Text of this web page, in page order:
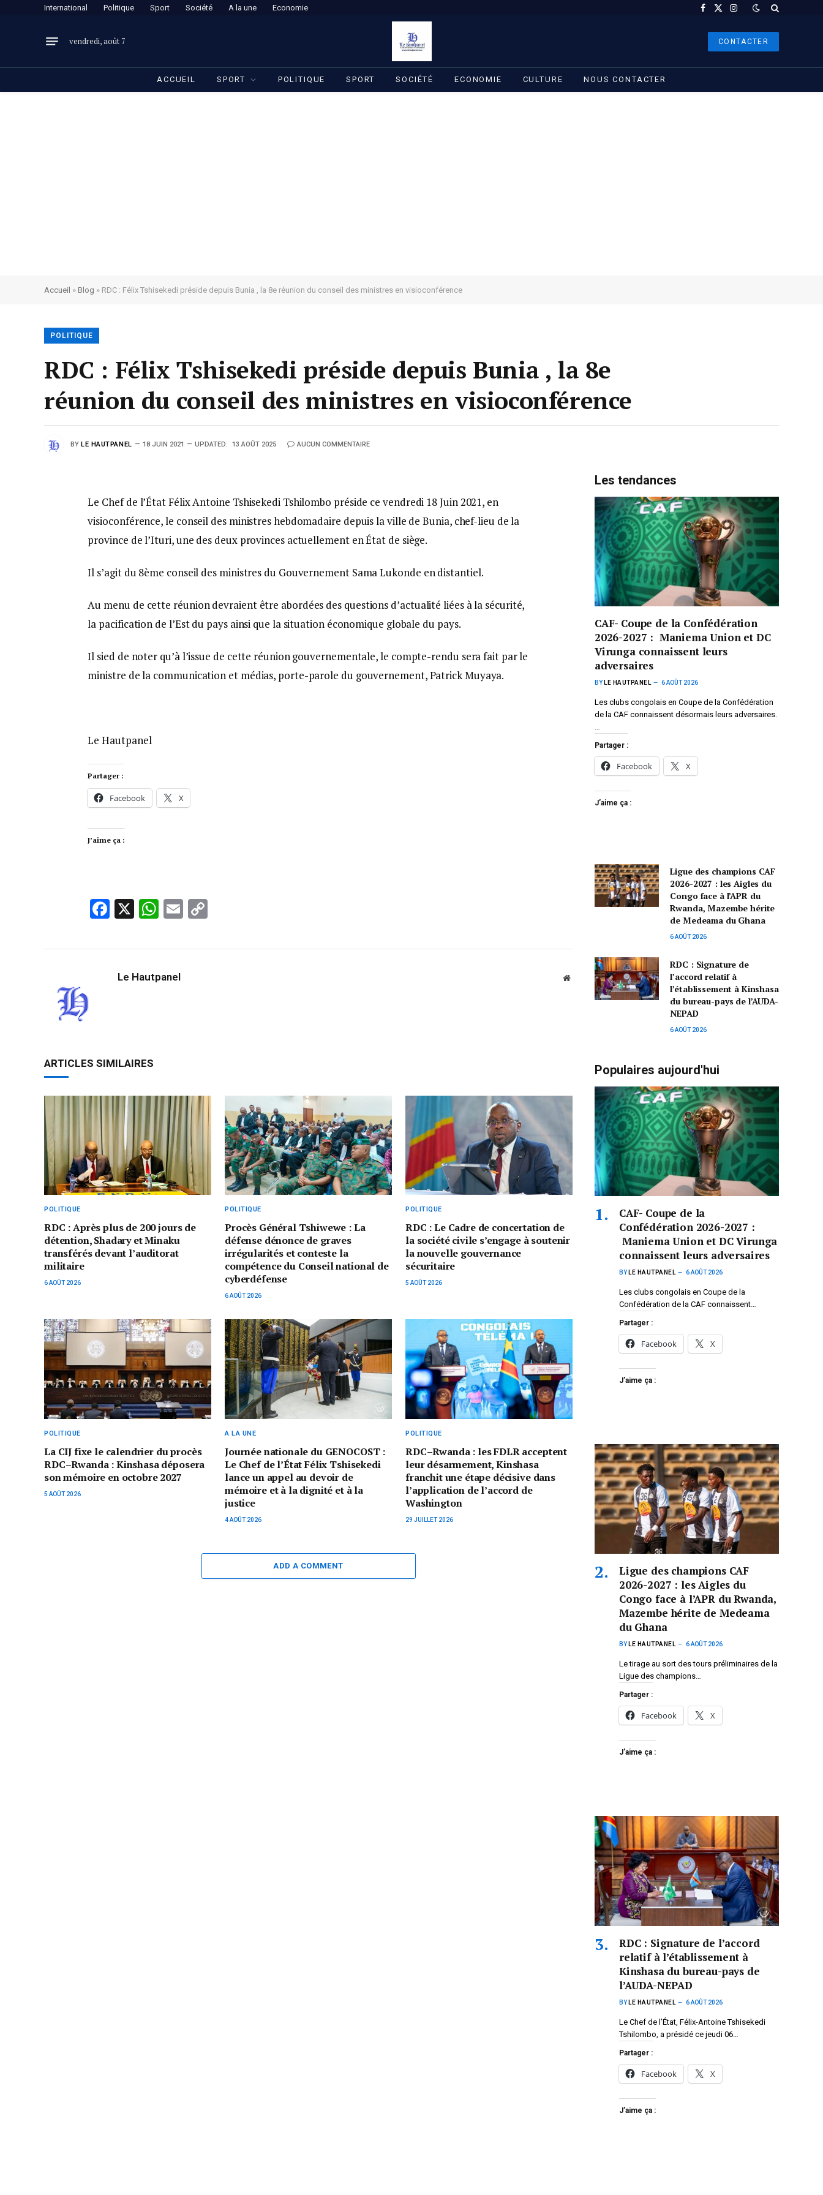
International Politique Sport Société A la une Economie Facebook
X
Instagram
vendredi, août 7 CONTACTER
ACCUEIL SPORT POLITIQUE SPORT SOCIÉTÉ ECONOMIE CULTURE NOUS CONTACTER
Accueil » Blog » RDC : Félix Tshisekedi préside depuis Bunia , la 8e réunion du conseil des ministres en visioconférence
POLITIQUE
RDC : Félix Tshisekedi préside depuis Bunia , la 8e
réunion du conseil des ministres en visioconférence
BY LE HAUTPANEL 18 JUIN 2021 UPDATED: 13 AOÛT 2025 AUCUN COMMENTAIRE
Le Chef de l’État Félix Antoine Tshisekedi Tshilombo préside ce vendredi 18 Juin 2021, en
visioconférence, le conseil des ministres hebdomadaire depuis la ville de Bunia, chef-lieu de la
province de l’Ituri, une des deux provinces actuellement en État de siège.
Il s’agit du 8ème conseil des ministres du Gouvernement Sama Lukonde en distantiel.
Au menu de cette réunion devraient être abordées des questions d’actualité liées à la sécurité,
la pacification de l’Est du pays ainsi que la situation économique globale du pays.
Il sied de noter qu’à l’issue de cette réunion gouvernementale, le compte-rendu sera fait par le
ministre de la communication et médias, porte-parole du gouvernement, Patrick Muyaya.
Le Hautpanel
Partager :
Facebook X
J’aime ça :
Facebook
X WhatsApp
Email
Le Hautpanel Website
ARTICLES SIMILAIRES
POLITIQUE
RDC : Après plus de 200 jours de
détention, Shadary et Minaku
transférés devant l’auditorat
militaire
6 AOÛT 2026
POLITIQUE
Procès Général Tshiwewe : La
défense dénonce de graves
irrégularités et conteste la
compétence du Conseil national de
cyberdéfense
6 AOÛT 2026
POLITIQUE
RDC : Le Cadre de concertation de
la société civile s’engage à soutenir
la nouvelle gouvernance
sécuritaire
5 AOÛT 2026
POLITIQUE
La CIJ fixe le calendrier du procès
RDC–Rwanda : Kinshasa déposera
son mémoire en octobre 2027
5 AOÛT 2026
A LA UNE
Journée nationale du GENOCOST :
Le Chef de l’État Félix Tshisekedi
lance un appel au devoir de
mémoire et à la dignité et à la
justice
4 AOÛT 2026
POLITIQUE
RDC–Rwanda : les FDLR acceptent
leur désarmement, Kinshasa
franchit une étape décisive dans
l’application de l’accord de
Washington
29 JUILLET 2026
ADD A COMMENT
Les tendances
CAF- Coupe de la Confédération
2026-2027 : Maniema Union et DC
Virunga connaissent leurs
adversaires
BY LE HAUTPANEL 6 AOÛT 2026
Les clubs congolais en Coupe de la Confédération
de la CAF connaissent désormais leurs adversaires.
…
Partager :
Facebook X
J’aime ça :
Ligue des champions CAF
2026-2027 : les Aigles du
Congo face à l’APR du
Rwanda, Mazembe hérite
de Medeama du Ghana
6 AOÛT 2026
RDC : Signature de
l’accord relatif à
l’établissement à Kinshasa
du bureau-pays de l’AUDA-
NEPAD
6 AOÛT 2026
Populaires aujourd'hui
CAF- Coupe de la
Confédération 2026-2027 :
Maniema Union et DC Virunga
connaissent leurs adversaires
BY LE HAUTPANEL 6 AOÛT 2026
Les clubs congolais en Coupe de la
Confédération de la CAF connaissent…
Partager :
Facebook X
J’aime ça :
Ligue des champions CAF
2026-2027 : les Aigles du
Congo face à l’APR du Rwanda,
Mazembe hérite de Medeama
du Ghana
BY LE HAUTPANEL 6 AOÛT 2026
Le tirage au sort des tours préliminaires de la
Ligue des champions…
Partager :
Facebook X
J’aime ça :
RDC : Signature de l’accord
relatif à l’établissement à
Kinshasa du bureau-pays de
l’AUDA-NEPAD
BY LE HAUTPANEL 6 AOÛT 2026
Le Chef de l’État, Félix-Antoine Tshisekedi
Tshilombo, a présidé ce jeudi 06…
Partager :
Facebook X
J’aime ça :